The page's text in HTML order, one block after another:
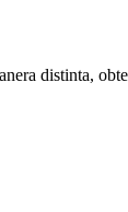
distinta,